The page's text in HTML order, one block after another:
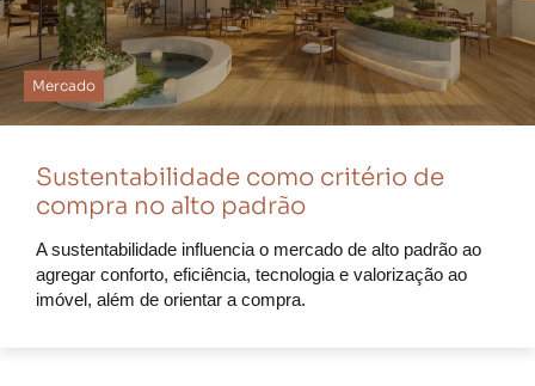
Mercado
Sustentabilidade como critério de
compra no alto padrão
A sustentabilidade influencia o mercado de alto padrão ao
agregar conforto, eficiência, tecnologia e valorização ao
imóvel, além de orientar a compra.